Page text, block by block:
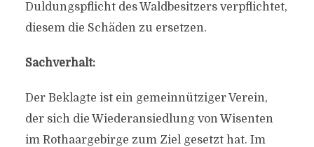
Duldungspflicht des Waldbesitzers verpflichtet,
diesem die Schäden zu ersetzen.
Sachverhalt:
Der Beklagte ist ein gemeinnütziger Verein,
der sich die Wiederansiedlung von Wisenten
im Rothaargebirge zum Ziel gesetzt hat. Im